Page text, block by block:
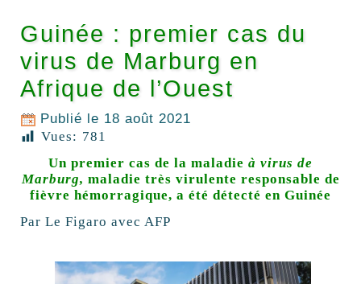
Guinée : premier cas du
virus de Marburg en
Afrique de l’Ouest
Publié le 18 août 2021
Vues: 781
Un premier cas de la maladie à virus de
Marburg, maladie très virulente responsable de
fièvre hémorragique, a été détecté en Guinée
Par Le Figaro avec AFP